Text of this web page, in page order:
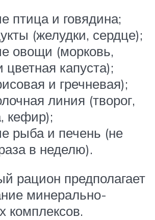
птица и говядина;
(желудки, сердце);
овощи (морковь,
цветная капуста);
и гречневая);
линия (творог,
кефир);
рыба и печень (не
в неделю).
рацион предполагает
минерально-
комплексов.